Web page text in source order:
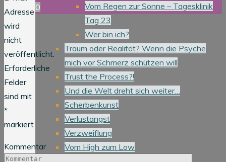
Vom Regen zur Sonne – Tagesklinik
Tag 23
Wer bin ich?
Traum oder Realität? Wenn die Psyche
mich vor Schmerz schützen will
Trust the Process?!
Und die Welt dreht sich weiter…
Scherbenkunst
Verlustangst
Verzweiflung
Vom High zum Low
Adresse
wird
nicht
veröffentlicht.
Erforderliche
Felder
sind mit
*
markiert
Kommentar
0